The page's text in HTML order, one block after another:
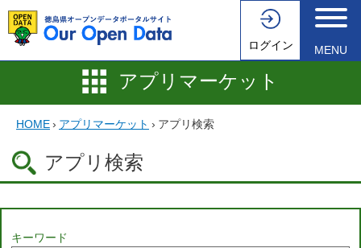
ログイン MENU
アプリマーケット
HOME› アプリマーケット › アプリ検索
アプリ検索
キーワード